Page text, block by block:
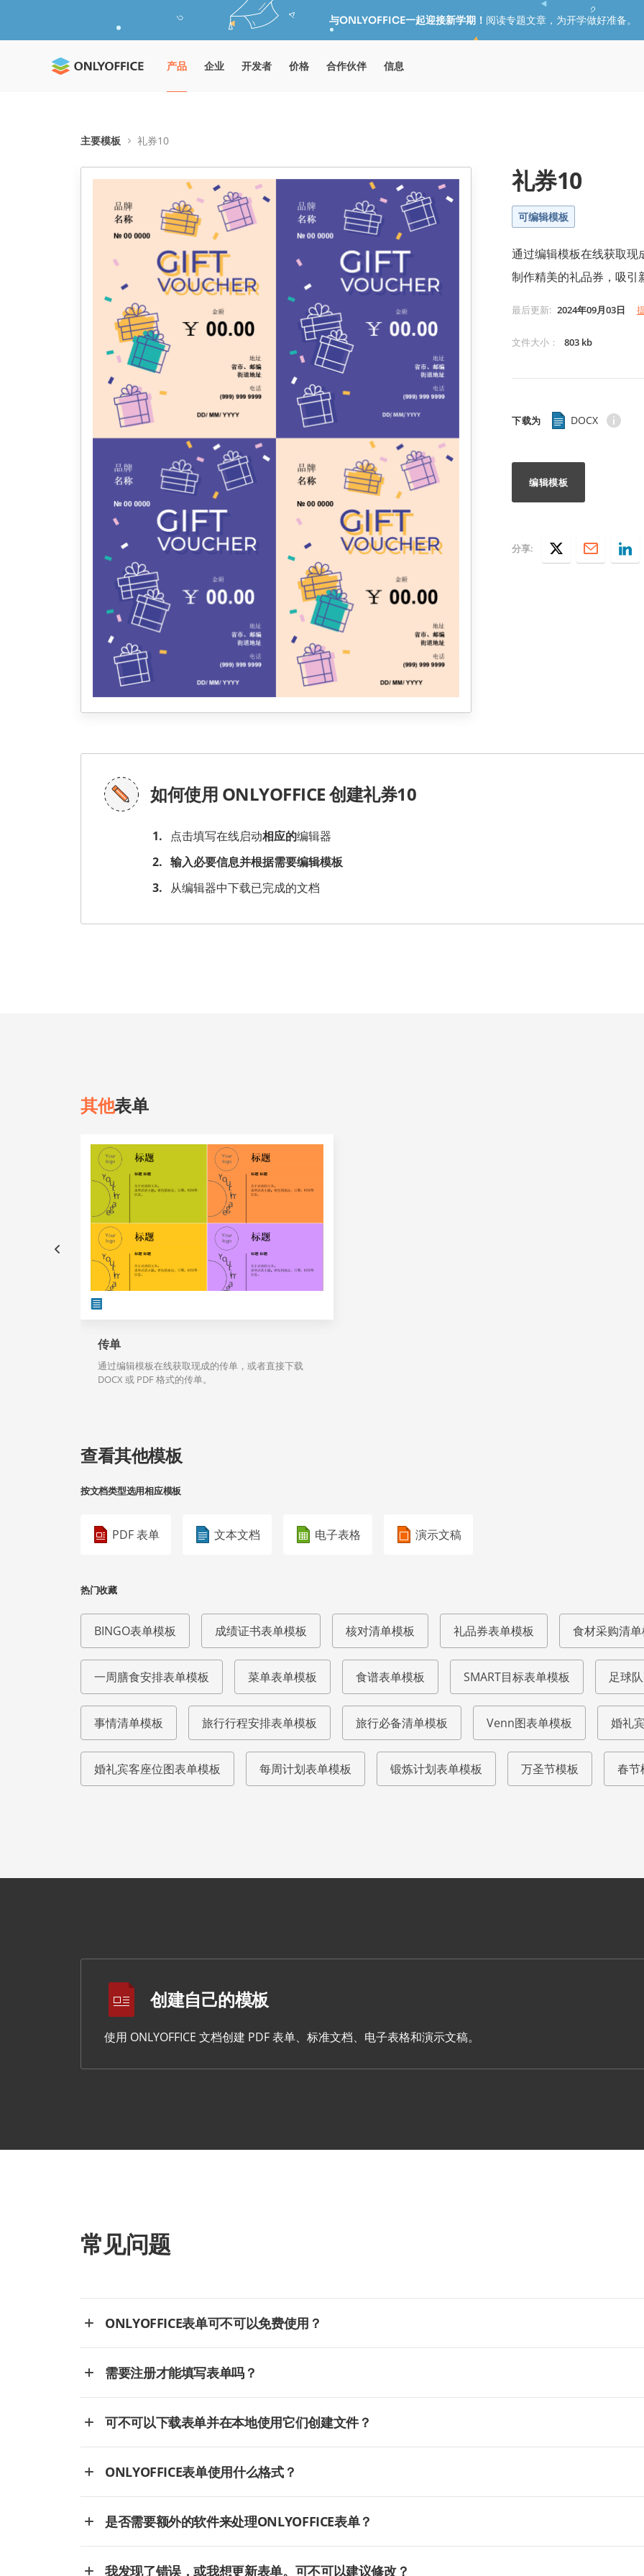
与ONLYOFFICE一起迎接新学期！ 阅读专题文章，为开学做好准备。
产品 企业 开发者 价格 合作伙伴 信息
主要模板 礼券10
礼券10
可编辑模板
通过编辑模板在线获取现
制作精美的礼品券，吸引
最后更新: 2024年09月03日
文件大小 ： 803 kb
下载为 DOCX
编辑模板
分享:
如何使用 ONLYOFFICE 创建礼券10
点击填写在线启动相应的编辑器
输入必要信息并根据需要编辑模板
从编辑器中下载已完成的文档
其他表单
传单
通过编辑模板在线获取现成的传单，或者直接下载
DOCX 或 PDF 格式的传单。
查看其他模板
按文档类型选用相应模板
PDF 表单 文本文档 电子表格 演示文稿
热门收藏
BINGO表单模板 成绩证书表单模板 核对清单模板 礼品券表单模板 食材采购清
一周膳食安排表单模板 菜单表单模板 食谱表单模板 SMART目标表单模板 足球
事情清单模板 旅行行程安排表单模板 旅行必备清单模板 Venn图表单模板 婚礼
婚礼宾客座位图表单模板 每周计划表单模板 锻炼计划表单模板 万圣节模板 春节
创建自己的模板
使用 ONLYOFFICE 文档创建 PDF 表单、标准文档、电子表格和演示文稿。
常见问题
ONLYOFFICE表单可不可以免费使用？
需要注册才能填写表单吗？
可不可以下载表单并在本地使用它们创建文件？
ONLYOFFICE表单使用什么格式？
是否需要额外的软件来处理ONLYOFFICE表单？
我发现了错误，或我想更新表单。可不可以建议修改？